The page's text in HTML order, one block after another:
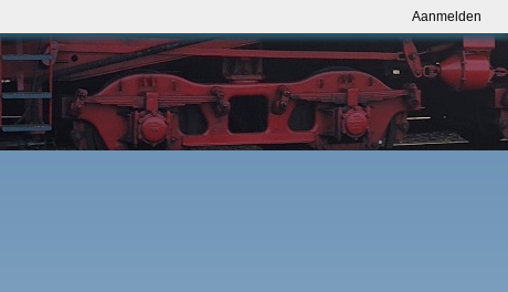
Aanmelden